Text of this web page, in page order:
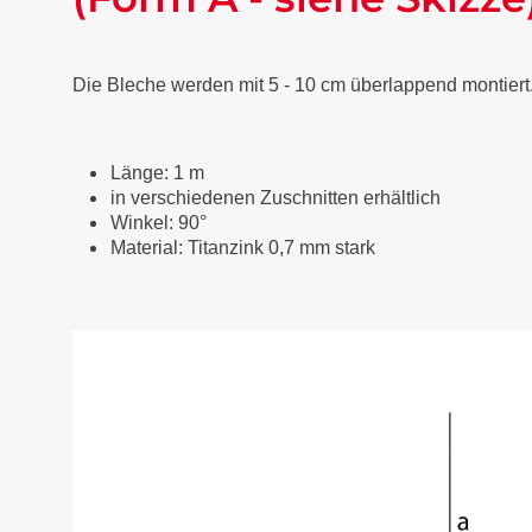
Die Bleche werden mit 5 - 10 cm überlappend
Länge: 1 m
in verschiedenen Zuschnitten erhältlich
Winkel: 90°
Material: Titanzink 0,7 mm stark